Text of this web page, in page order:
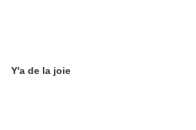
Y'a de la joie